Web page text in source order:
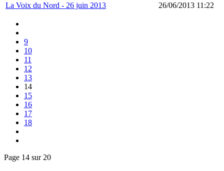
La Voix du Nord - 26 juin 2013
26/06/2013 11:22
9
10
11
12
13
14
15
16
17
18
Page 14 sur 20